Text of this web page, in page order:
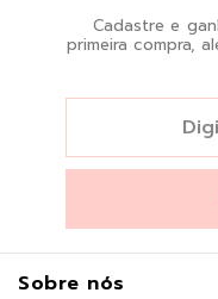
Cadastre e
primeira compra,
Sobre nós